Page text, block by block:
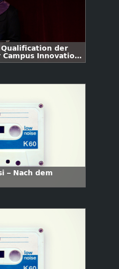
der
Campus Innovation
– Nach dem